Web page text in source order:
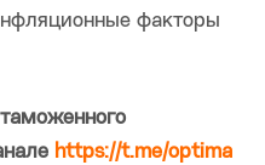
факторы
https://t.me/optima